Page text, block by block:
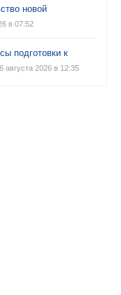
новой
в 07:52
подготовки к
6 августа 2026 в 12:35